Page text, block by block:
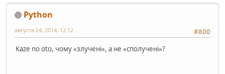
Python
#800
августа 24, 2014, 12:12
Kaze no oto, чому «злучені», а не «сполучені»?